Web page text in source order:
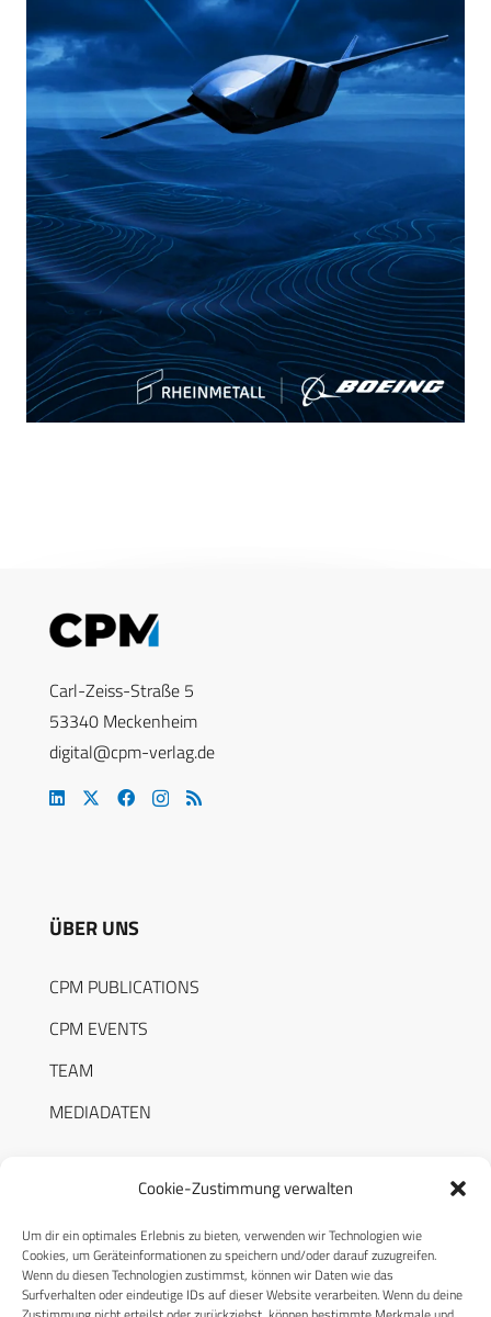
Cookie-Zustimmung verwalten
Um dir ein optimales Erlebnis zu bieten, verwenden wir Technologien wie
Cookies, um Geräteinformationen zu speichern und/oder darauf zuzugreifen.
Wenn du diesen Technologien zustimmst, können wir Daten wie das
Surfverhalten oder eindeutige IDs auf dieser Website verarbeiten. Wenn du deine
Carl-Zeiss-Straße 5
53340 Meckenheim
digital@cpm-verlag.de
ÜBER UNS
CPM PUBLICATIONS
CPM EVENTS
TEAM
MEDIADATEN
RECHTLICHES
Datenschutzerklärung